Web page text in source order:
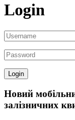
Login
Новий
залізничних